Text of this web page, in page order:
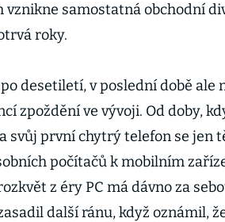
vznikne samostatná obchodní
roky.
desetiletí, v poslední době ale
zpoždění ve vývoji. Od doby,
svůj první chytrý telefon se jen
počítačů k mobilním
z éry PC má dávno za
další ránu, když oznámil,